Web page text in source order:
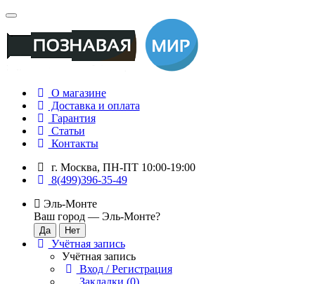
О магазине
Доставка и оплата
Гарантия
Статьи
Контакты
г. Москва, ПН-ПТ 10:00-19:00
8(499)396-35-49
Эль-Монте
Ваш город — Эль-Монте?
Учётная запись
Учётная запись
Вход / Регистрация
Закладки (0)